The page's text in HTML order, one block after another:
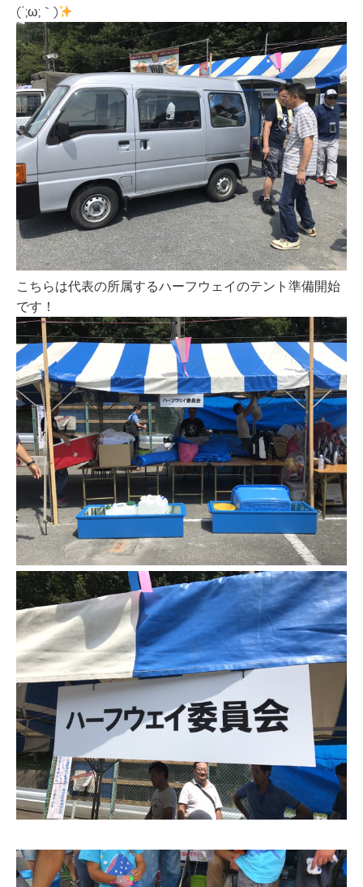
(´;ω;｀)
こちらは代表の所属するハーフウェイのテント準備開始
です！